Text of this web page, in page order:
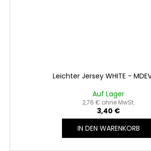
Leichter Jersey WHITE -
Auf Lager
2,76 € ohne MwSt.
3,40 €
IN DEN WARENKORB